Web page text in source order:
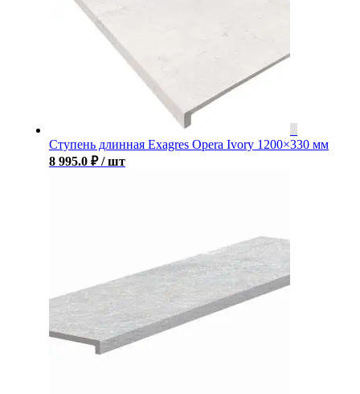
Ступень длинная Exagres Opera Ivory 1200×330 мм
8 995.0 ₽ / шт